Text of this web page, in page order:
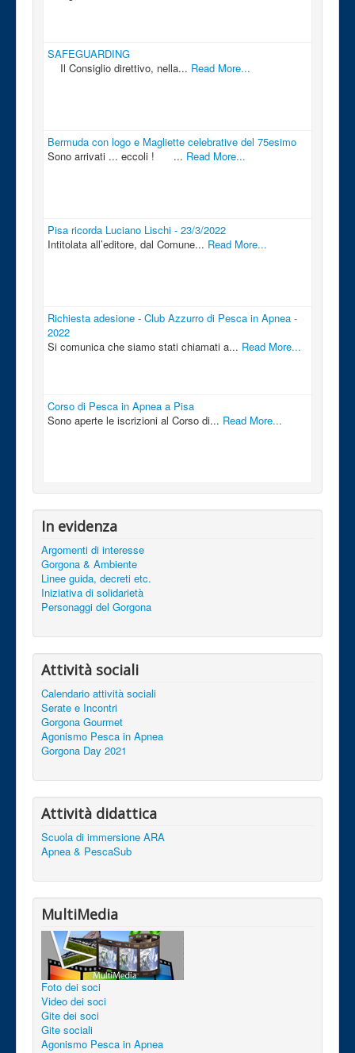
SAFEGUARDING
Il Consiglio direttivo, nella... Read More...
Bermuda con logo e Magliette celebrative del 75esimo
Sono arrivati ... eccoli ! ... Read More...
Pisa ricorda Luciano Lischi - 23/3/2022
Intitolata all’editore, dal Comune... Read More...
Richiesta adesione - Club Azzurro di Pesca in Apnea -
2022
Si comunica che siamo stati chiamati a... Read More...
Corso di Pesca in Apnea a Pisa
Sono aperte le iscrizioni al Corso di... Read More...
In evidenza
Argomenti di interesse
Gorgona & Ambiente
Linee guida, decreti etc.
Iniziativa di solidarietà
Personaggi del Gorgona
Attività sociali
Calendario attività sociali
Serate e Incontri
Gorgona Gourmet
Agonismo Pesca in Apnea
Gorgona Day 2021
Attività didattica
Scuola di immersione ARA
Apnea & PescaSub
MultiMedia
Foto dei soci
Video dei soci
Gite dei soci
Gite sociali
Agonismo Pesca in Apnea